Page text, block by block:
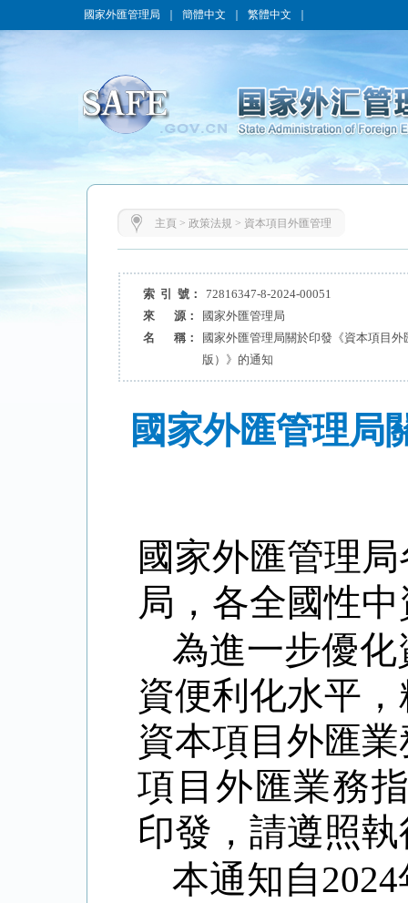
國家外匯管理局 簡體中文 繁體中文
主頁 > 政策法規 > 資本項目外匯管理
索 引 號：
72816347-8-2024-00051
來 源：
國家外匯管理局
名 稱：
國家外匯管理局關於印發《資本項目外
版）》的通知
國家外匯管理局
國家外匯管理
局，各全國性
為進一步優
資便利化水平
資本項目外匯
項目外匯業務
印發，請遵照
本通知自2024